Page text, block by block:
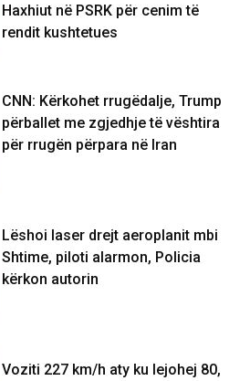
Haxhiut në PSRK për cenim të
rendit kushtetues
CNN: Kërkohet rrugëdalje, Trump
përballet me zgjedhje të vështira
për rrugën përpara në Iran
Lëshoi laser drejt aeroplanit mbi
Shtime, piloti alarmon, Policia
kërkon autorin
Voziti 227 km/h aty ku lejohej 80,